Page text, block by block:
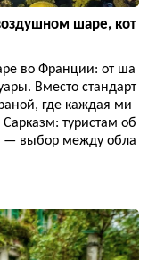
шаре, кот
во Франции: от ша
Вместо стандарт
где каждая ми
туристам об
— выбор между обла